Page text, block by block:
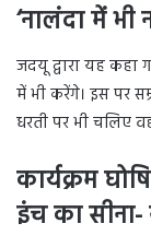
‘नालंदा में भी
जदयू द्वारा यह
में भी करेंगे। इस पर
धरती पर भी चलिए
कार्यक्रम
इंच का सीना-